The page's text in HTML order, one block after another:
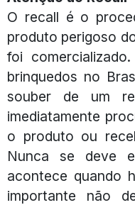
O recall é o
produto perigoso
foi
brinquedos no
souber de um
imediatamente
o produto ou
Nunca se deve
acontece quando
importante não